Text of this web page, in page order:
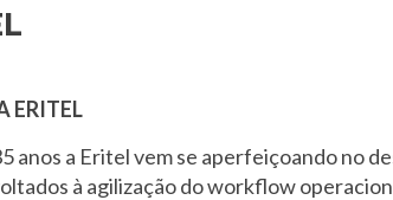
ERITEL
anos a Eritel vem se aperfeiçoando no
à agilização do workflow